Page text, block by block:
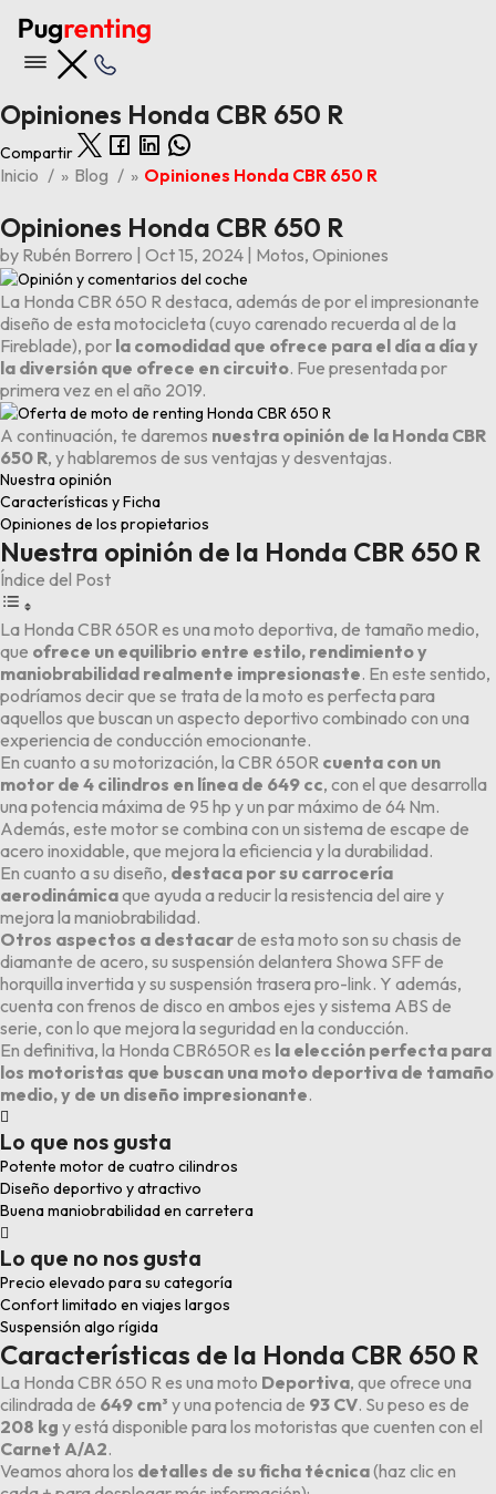
Opiniones Honda CBR 650 R
Nuestras ofertas
Ver todas las ofertas
Últimas 5 entradas del blog
Opiniones BYD Tang
Los 6 problemas y averías principales del Kia Stonic
Los 4 problemas y averías principales del BMW X1
Los 6 problemas y averías principales del Audi A3
Opiniones Volkswagen ID.3
Compartir
Inicio » Blog » Opiniones Honda CBR 650 R
Opiniones Honda CBR 650 R
by Rubén Borrero Oct 15, 2024 Motos, Opiniones
La Honda CBR 650 R destaca, además de por el impresionante
diseño de esta motocicleta (cuyo carenado recuerda al de la
Fireblade), por la comodidad que ofrece para el día a día y
la diversión que ofrece en circuito. Fue presentada por
primera vez en el año 2019.
A continuación, te daremos nuestra opinión de la Honda CBR
650 R, y hablaremos de sus ventajas y desventajas.
Nuestra opinión
Características y Ficha
Opiniones de los propietarios
Nuestra opinión de la Honda CBR 650 R
Índice del Post
La Honda CBR 650R es una moto deportiva, de tamaño medio,
que ofrece un equilibrio entre estilo, rendimiento y
maniobrabilidad realmente impresionaste. En este sentido,
podríamos decir que se trata de la moto es perfecta para
aquellos que buscan un aspecto deportivo combinado con una
experiencia de conducción emocionante.
En cuanto a su motorización, la CBR 650R cuenta con un
motor de 4 cilindros en línea de 649 cc, con el que desarrolla
una potencia máxima de 95 hp y un par máximo de 64 Nm.
Además, este motor se combina con un sistema de escape de
acero inoxidable, que mejora la eficiencia y la durabilidad.
En cuanto a su diseño, destaca por su carrocería
aerodinámicaque ayuda a reducir la resistencia del aire y
mejora la maniobrabilidad.
Otros aspectos a destacarde esta moto son su chasis de
diamante de acero, su suspensión delantera Showa SFF de
horquilla invertida y su suspensión trasera pro-link. Y además,
cuenta con frenos de disco en ambos ejes y sistema ABS de
serie, con lo que mejora la seguridad en la conducción.
En definitiva, la Honda CBR650R es la elección perfecta para
los motoristas que buscan una moto deportiva de tamaño
medio, y de un diseño impresionante.

Lo que nos gusta
Potente motor de cuatro cilindros
Diseño deportivo y atractivo
Buena maniobrabilidad en carretera

Lo que no nos gusta
Precio elevado para su categoría
Confort limitado en viajes largos
Suspensión algo rígida
Características de la Honda CBR 650 R
La Honda CBR 650 R es una moto Deportiva, que ofrece una
cilindrada de 649 cm³ y una potencia de 93 CV. Su peso es de
208 kg y está disponible para los motoristas que cuenten con el
Carnet A/A2.
Veamos ahora los detalles de su ficha técnica(haz clic en